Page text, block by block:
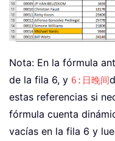
Nota: En la fórmula
de la fila 6, y 6:日晚间
estas referencias si
fórmula cuenta
vacías en la fila 6 y